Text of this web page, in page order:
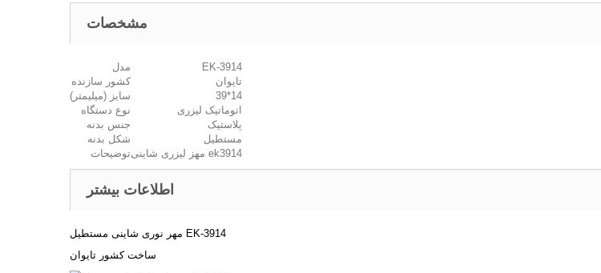
مشخصات
مدل
EK-3914
کشور سازنده
تایوان
سایز (میلیمتر)
39*14
نوع دستگاه
اتوماتیک لیزری
جنس بدنه
پلاستیک
شکل بدنه
مستطیل
توضیحات
مهز لیزری شاینی ek3914
اطلاعات بیشتر
مهر نوری شاینی مستطیل EK-3914
ساخت کشور تایوان